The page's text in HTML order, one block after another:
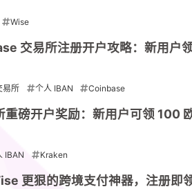
Wise
交易所注册开户攻略：新用户
易所 个人 IBAN Coinbase
重磅开户奖励：新用户可领 100
IBAN Kraken
更狠的跨境支付神器，注册即